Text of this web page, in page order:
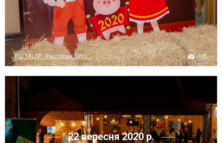
РЦ TALER - Ресторан Торс... 191
22 вересня 2020 р.